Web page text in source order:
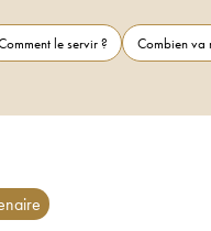
le servir ?
Combien va